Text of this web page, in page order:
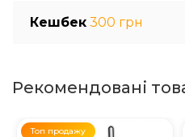
Кешбек 300 грн
Рекомендовані
Топ продажу